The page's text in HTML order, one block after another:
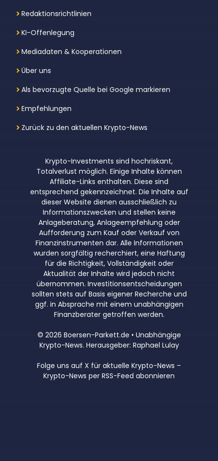
Redaktionsrichtlinien
KI-Offenlegung
Mediadaten & Kooperationen
Über uns
Als bevorzugte Quelle bei Google markieren
Empfehlungen
Zurück zu den aktuellen Krypto-News
Krypto-Investments sind hochriskant,
Totalverlust möglich. Einige Inhalte können
Affiliate-Links enthalten. Diese sind
entsprechend gekennzeichnet. Die Inhalte auf
dieser Website dienen ausschließlich zu
Informationszwecken und stellen keine
Anlageberatung, Anlageempfehlung oder
Aufforderung zum Kauf oder Verkauf von
Finanzinstrumenten dar. Alle Informationen
wurden sorgfältig recherchiert, eine Haftung
für die Richtigkeit, Vollständigkeit oder
Aktualität der Inhalte wird jedoch nicht
übernommen. Investitionsentscheidungen
sollten stets auf Basis eigener Recherche und
ggf. in Absprache mit einem unabhängigen
Finanzberater getroffen werden.
© 2026 Boersen-Parkett.de • Unabhängige
Krypto-News. Herausgeber: Raphael Lulay
Folge uns auf X für aktuelle Krypto-News –
Krypto-News per RSS-Feed abonnieren